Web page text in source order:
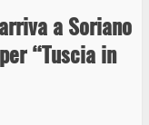
a Soriano
“Tuscia in
di Atletica a